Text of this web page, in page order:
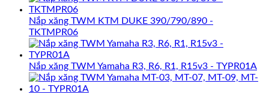
Nắp xăng TWM KTM DUKE 390/790/890 -
TKTMPR06
Nắp xăng TWM Yamaha R3, R6, R1, R15v3 - TYPR01A